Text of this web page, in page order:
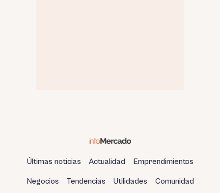
Últimas noticias Actualidad Emprendimientos
Negocios Tendencias Utilidades Comunidad